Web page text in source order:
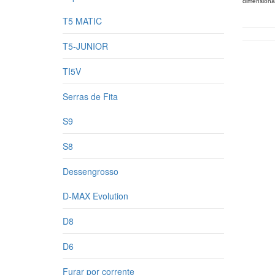
T5 MATIC
T5-JUNIOR
TI5V
Serras de Fita
S9
S8
Dessengrosso
D-MAX Evolution
D8
D6
Furar por corrente